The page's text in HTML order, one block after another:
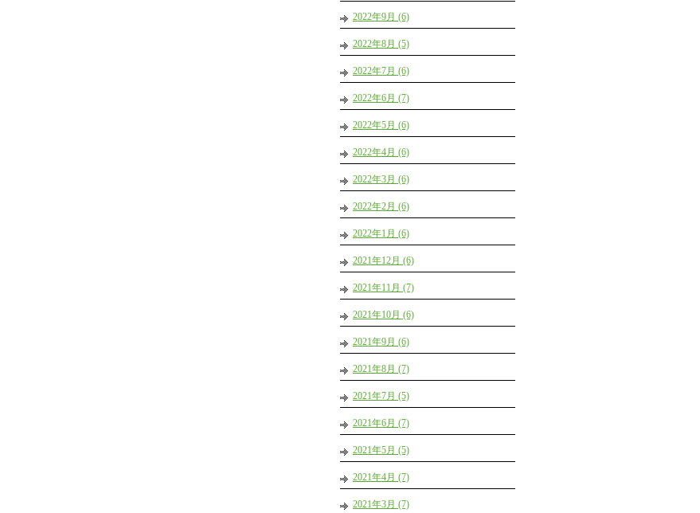
2022年9月 (6)
2022年8月 (5)
2022年7月 (6)
2022年6月 (7)
2022年5月 (6)
2022年4月 (6)
2022年3月 (6)
2022年2月 (6)
2022年1月 (6)
2021年12月 (6)
2021年11月 (7)
2021年10月 (6)
2021年9月 (6)
2021年8月 (7)
2021年7月 (5)
2021年6月 (7)
2021年5月 (5)
2021年4月 (7)
2021年3月 (7)